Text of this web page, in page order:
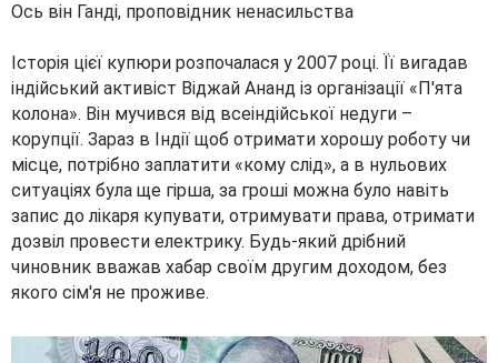
Ось він Ганді, проповідник ненасильства
Історія цієї купюри розпочалася у 2007 році. Її вигадав
індійський активіст Віджай Ананд із організації «П'ята
колона». Він мучився від всеіндійської недуги –
корупції. Зараз в Індії щоб отримати хорошу роботу чи
місце, потрібно заплатити «кому слід», а в нульових
ситуаціях була ще гірша, за гроші можна було навіть
запис до лікаря купувати, отримувати права, отримати
дозвіл провести електрику. Будь-який дрібний
чиновник вважав хабар своїм другим доходом, без
якого сім'я не проживе.